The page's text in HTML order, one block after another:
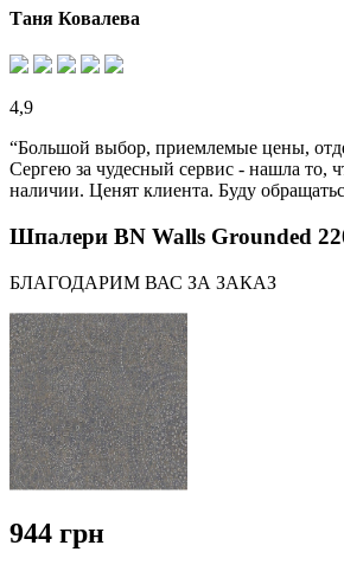
Таня Ковалева
4,9
“Большой выбор, приемлемые цены,
Сергею за чудесный сервис - нашла то,
наличии. Ценят клиента. Буду
Шпалери BN Walls Grounded
БЛАГОДАРИМ ВАС ЗА ЗАКАЗ
944 грн